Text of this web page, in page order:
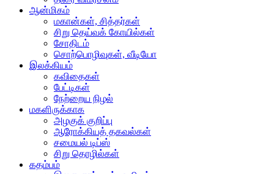
ஆன்மிகம்
மகான்கள், சித்தர்கள்
சிறு தெய்வக் கோயில்கள்
சோதிடம்
சொற்பொழிவுகள், வீடியோ
இலக்கியம்
கவிதைகள்
பேட்டிகள்
நேற்றைய நிழல்
மகளிருக்காக
அழகுக் குறிப்பு
ஆரோக்கியத் தகவல்கள்
சமையல் டிப்ஸ்
சிறு தொழில்கள்
கதம்பம்